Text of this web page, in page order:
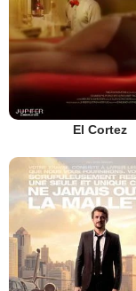
El Cortez